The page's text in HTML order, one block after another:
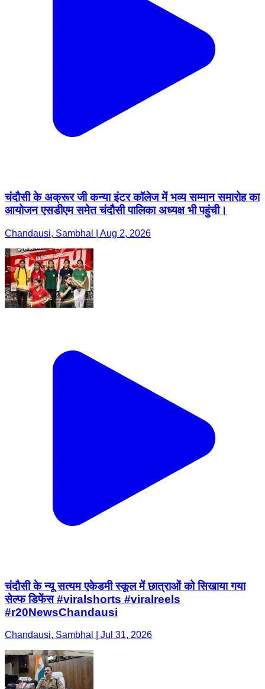
चंदौसी के अक्रूर जी कन्या इंटर कॉलेज में भव्य सम्मान समारोह का
आयोजन एसडीएम समेत चंदौसी पालिका अध्यक्ष भी पहुंची।
Chandausi, Sambhal | Aug 2, 2026
चंदौसी के न्यू सत्यम एकेडमी स्कूल में छात्राओं को सिखाया गया
सेल्फ डिफेंस #viralshorts #viralreels
#r20NewsChandausi
Chandausi, Sambhal | Jul 31, 2026